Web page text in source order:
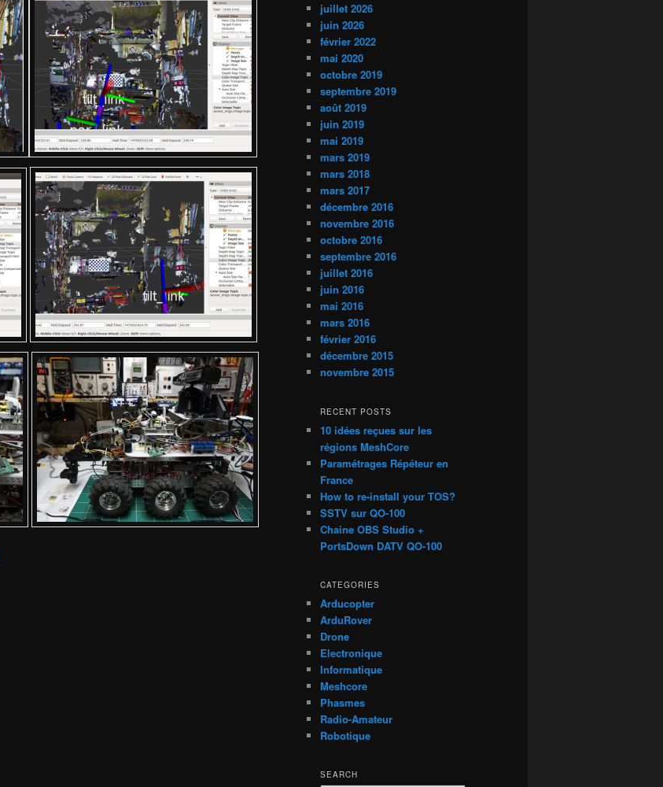
juillet 2026
juin 2026
février 2022
mai 2020
octobre 2019
septembre 2019
août 2019
juin 2019
mai 2019
mars 2019
mars 2018
mars 2017
décembre 2016
novembre 2016
octobre 2016
septembre 2016
juillet 2016
juin 2016
mai 2016
mars 2016
février 2016
décembre 2015
novembre 2015
RECENT POSTS
10 idées reçues sur les
régions MeshCore
Paramétrages Répéteur en
France
How to re-install your TOS?
SSTV sur QO-100
Chaine OBS Studio +
PortsDown DATV QO-100
CATEGORIES
Arducopter
ArduRover
Drone
Electronique
Informatique
Meshcore
Phasmes
Radio-Amateur
Robotique
SEARCH